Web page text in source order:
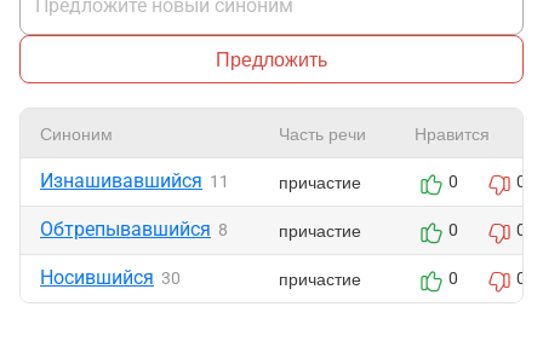
Предложить
Синоним Часть речи Нравится
Изнашивавшийся 11 причастие 0 0
Обтрепывавшийся 8 причастие 0 0
Носившийся 30 причастие 0 0